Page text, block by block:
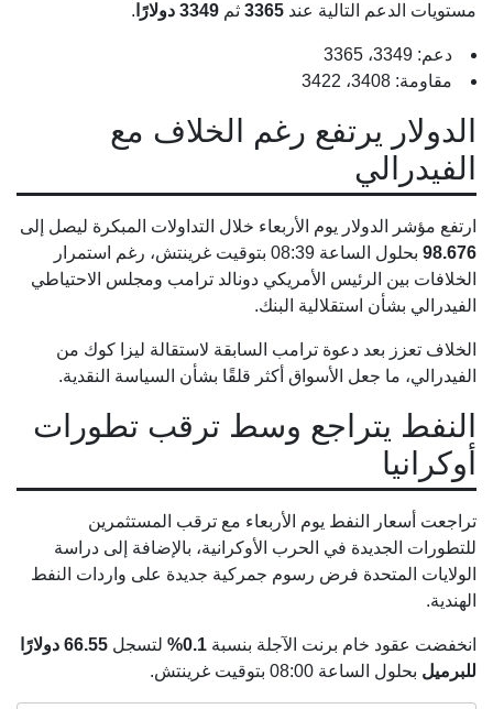
مستويات الدعم التالية عند 3365 ثم 3349 دولارًا .
دعم: 3349، 3365
مقاومة: 3408، 3422
الدولار يرتفع رغم الخلاف مع
الفيدرالي
ارتفع مؤشر الدولار يوم الأربعاء خلال التداولات المبكرة ليصل إلى
98.676
بحلول الساعة 08:39 بتوقيت غرينتش، رغم استمرار
الخلافات بين الرئيس الأمريكي دونالد ترامب ومجلس الاحتياطي
الفيدرالي بشأن استقلالية البنك.
الخلاف تعزز بعد دعوة ترامب السابقة لاستقالة ليزا كوك من
الفيدرالي، ما جعل الأسواق أكثر قلقًا بشأن السياسة النقدية.
النفط يتراجع وسط ترقب تطورات
أوكرانيا
تراجعت أسعار النفط يوم الأربعاء مع ترقب المستثمرين
للتطورات الجديدة في الحرب الأوكرانية، بالإضافة إلى دراسة
الولايات المتحدة فرض رسوم جمركية جديدة على واردات النفط
الهندية.
انخفضت عقود خام برنت الآجلة بنسبة 0.1% لتسجل
66.55 دولارًا
للبرميل بحلول الساعة 08:00 بتوقيت غرينتش.